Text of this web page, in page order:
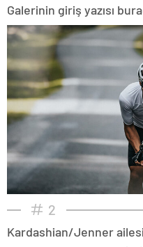
Galerinin giriş yazısı
2
Kardashian/Jenner